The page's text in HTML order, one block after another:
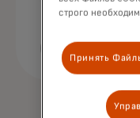
строго
Принять